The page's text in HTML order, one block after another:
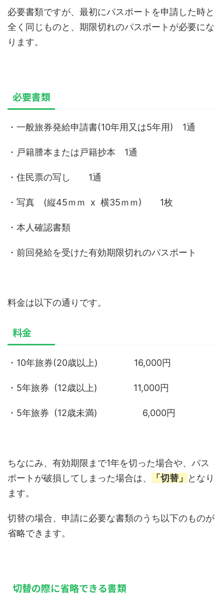
必要書類ですが、最初にパスポートを申請した時と
全く同じものと、期限切れのパスポートが必要にな
ります。
必要書類
・一般旅券発給申請書(10年用又は5年用) 1通
・戸籍謄本または戸籍抄本 1通
・住民票の写し 1通
・写真 (縦45ｍｍ x 横35ｍｍ) 1枚
・本人確認書類
・前回発給を受けた有効期限切れのパスポート
料金は以下の通りです。
料金
・10年旅券(20歳以上) 16,000円
・5年旅券 (12歳以上) 11,000円
・5年旅券 (12歳未満) 6,000円
ちなにみ、有効期限まで1年を切った場合や、パス
ポートが破損してしまった場合は、
「切替」
となり
ます。
切替の場合、申請に必要な書類のうち以下のものが
省略できます。
切替の際に省略できる書類